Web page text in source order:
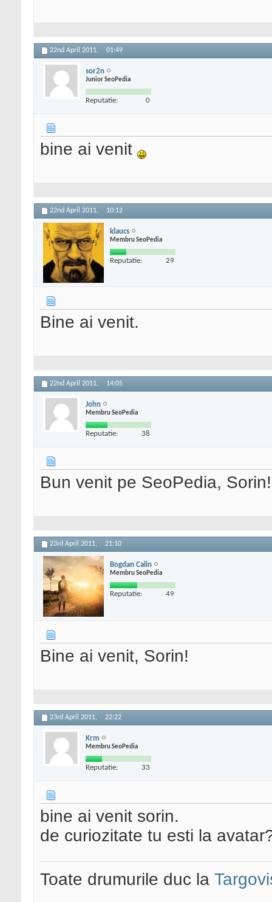
22nd April 2011, 01:49
sor2n
Junior SeoPedia
Reputatie: 0
bine ai venit
22nd April 2011, 10:12
klaucs
Membru SeoPedia
Reputatie: 29
Bine ai venit.
22nd April 2011, 14:05
John
Membru SeoPedia
Reputatie: 38
Bun venit pe SeoPedia, Sorin!
23rd April 2011, 21:10
Bogdan Calin
Membru SeoPedia
Reputatie: 49
Bine ai venit, Sorin!
23rd April 2011, 22:22
Krm
Membru SeoPedia
Reputatie: 33
bine ai venit sorin.
de curiozitate tu esti la
Toate drumurile duc la